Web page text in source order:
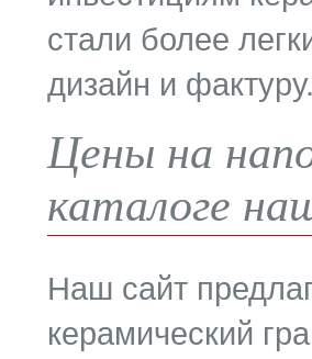
стали более
дизайн и
Цены на
каталоге
Наш сайт
керамический